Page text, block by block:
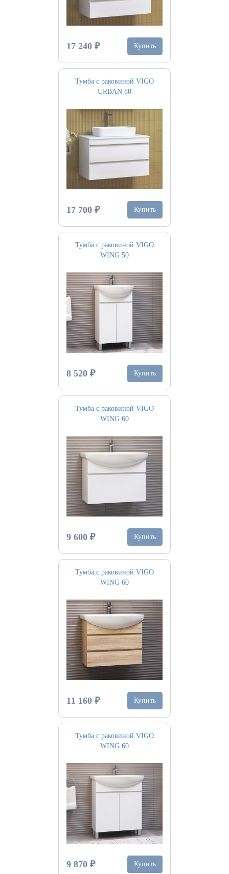
17 240 ₽ Купить
Тумба с раковиной VIGO
URBAN 80
17 700 ₽ Купить
Тумба с раковиной VIGO
WING 50
8 520 ₽ Купить
Тумба с раковиной VIGO
WING 60
9 600 ₽ Купить
Тумба с раковиной VIGO
WING 60
11 160 ₽ Купить
Тумба с раковиной VIGO
WING 60
9 870 ₽ Купить